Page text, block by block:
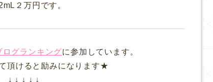
２万円です。
ログランキングに参加しています。
頂けると励みになります★
↓ ↓ ↓ ↓ ↓